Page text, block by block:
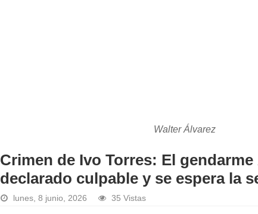
Walter Álvarez
Crimen de Ivo Torres: El
declarado culpable y se espera la
lunes, 8 junio, 2026 35 Vistas